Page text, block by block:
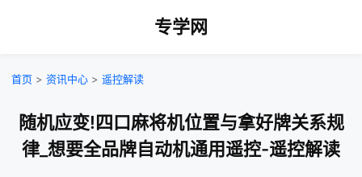
专学网
首页 > 资讯中心 > 遥控解读
随机应变!四口麻将机位置与拿好牌关系规
律_想要全品牌自动机通用遥控-遥控解读